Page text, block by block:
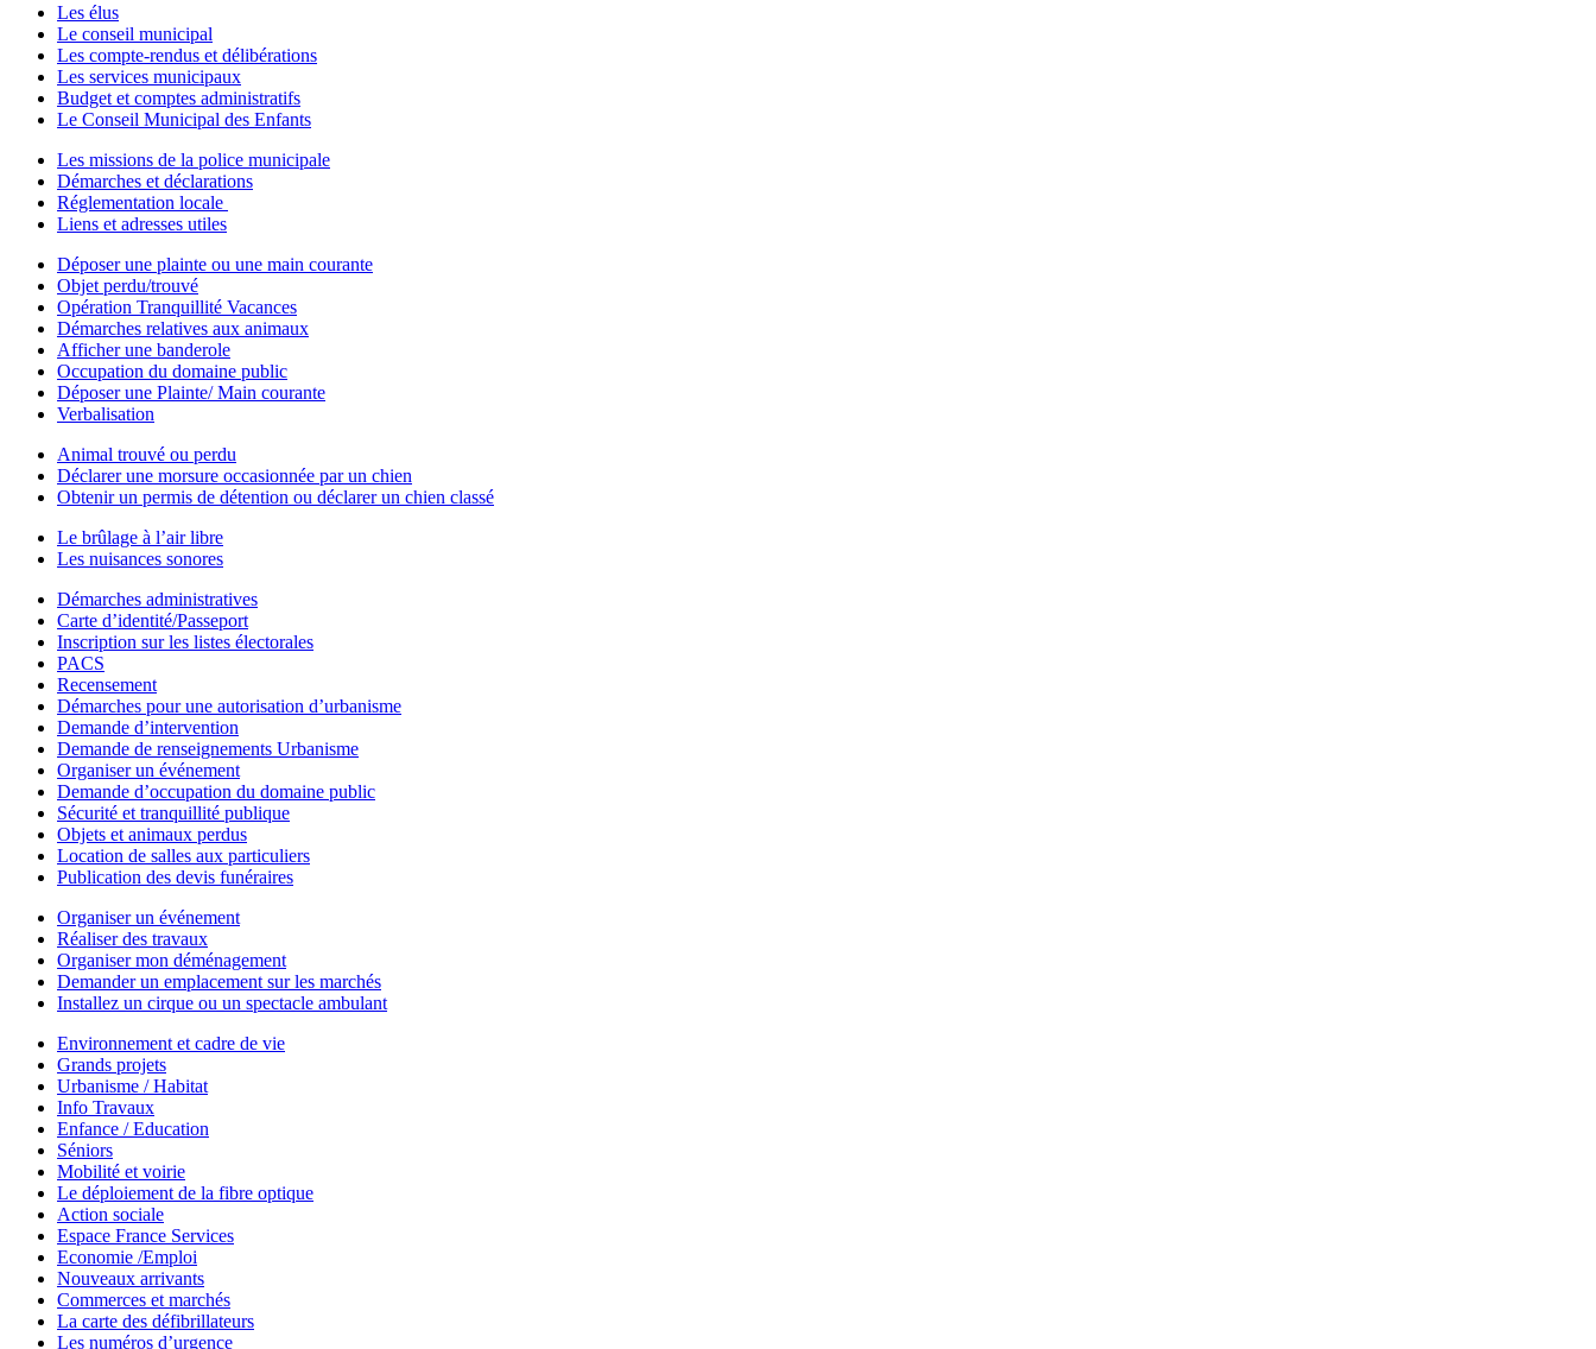
Les élus
Le conseil municipal
Les compte-rendus et délibérations
Les services municipaux
Budget et comptes administratifs
Le Conseil Municipal des Enfants
Les missions de la police municipale
Démarches et déclarations
Réglementation locale
Liens et adresses utiles
Déposer une plainte ou une main courante
Objet perdu/trouvé
Opération Tranquillité Vacances
Démarches relatives aux animaux
Afficher une banderole
Occupation du domaine public
Déposer une Plainte/ Main courante
Verbalisation
Animal trouvé ou perdu
Déclarer une morsure occasionnée par un chien
Obtenir un permis de détention ou déclarer un chien classé
Le brûlage à l’air libre
Les nuisances sonores
Démarches administratives
Carte d’identité/Passeport
Inscription sur les listes électorales
PACS
Recensement
Démarches pour une autorisation d’urbanisme
Demande d’intervention
Demande de renseignements Urbanisme
Organiser un événement
Demande d’occupation du domaine public
Sécurité et tranquillité publique
Objets et animaux perdus
Location de salles aux particuliers
Publication des devis funéraires
Organiser un événement
Réaliser des travaux
Organiser mon déménagement
Demander un emplacement sur les marchés
Installez un cirque ou un spectacle ambulant
Environnement et cadre de vie
Grands projets
Urbanisme / Habitat
Info Travaux
Enfance / Education
Séniors
Mobilité et voirie
Le déploiement de la fibre optique
Action sociale
Espace France Services
Economie /Emploi
Nouveaux arrivants
Commerces et marchés
La carte des défibrillateurs
Les numéros d’urgence